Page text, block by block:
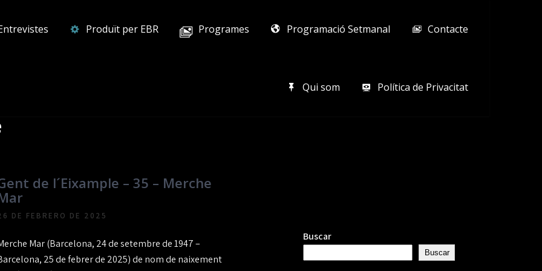
Produït per EBR Programes Programació Setmanal Contacte
Qui som Política de Privacitat
de l´Eixample – 35 – Merche
DE FEBRERO DE 2025
Mar (Barcelona, 24 de setembre de 1947 –
25 de febrer de 2025) de nom de naixement
Buscar
Buscar